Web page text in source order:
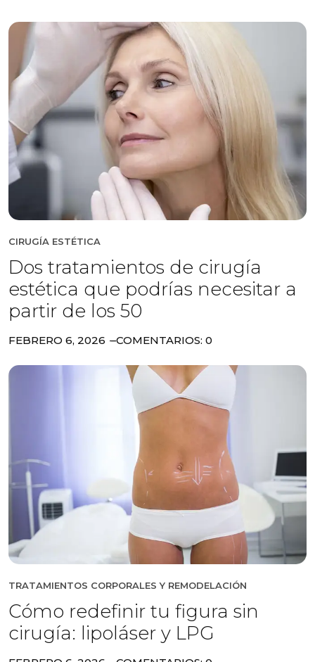
CIRUGÍA ESTÉTICA
Dos tratamientos de cirugía
estética que podrías necesitar a
partir de los 50
FEBRERO 6, 2026 COMENTARIOS: 0
TRATAMIENTOS CORPORALES Y REMODELACIÓN
Cómo redefinir tu figura sin
cirugía: lipoláser y LPG